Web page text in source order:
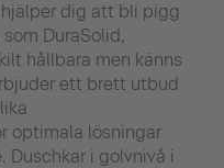
dig att bli pigg
DuraSolid,
hållbara men känns
ett brett utbud
optimala lösningar
Duschkar i golvnivå i